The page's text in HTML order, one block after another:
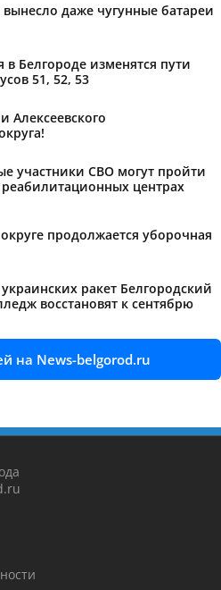
даже чугунные батареи
в Белгороде изменятся пути
51, 52, 53
Алексеевского
участники СВО могут пройти
реабилитационных центрах
продолжается уборочная
ракет Белгородский
восстановят к сентябрю
на News-belgorod.ru